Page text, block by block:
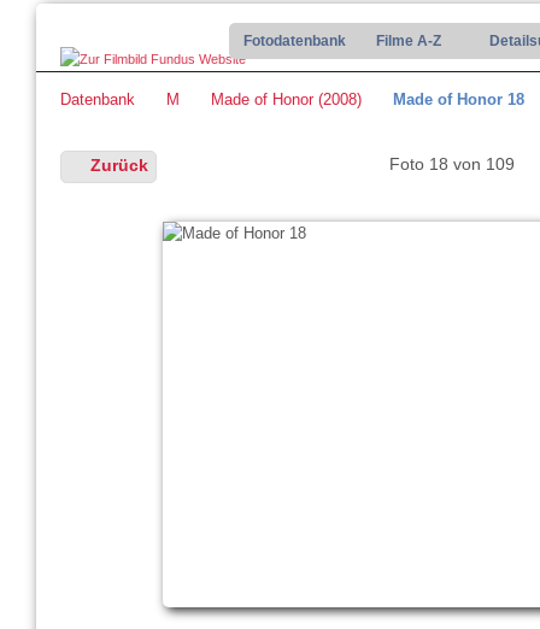
Fotodatenbank Filme A-Z
Datenbank M Made of Honor (2008) Made of Honor 18
Zurück Foto 18 von 109